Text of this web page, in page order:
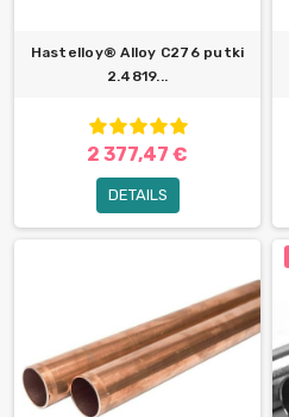
Hastelloy® Alloy C276 putki
2.4819...
2 377,47 €
DETAILS